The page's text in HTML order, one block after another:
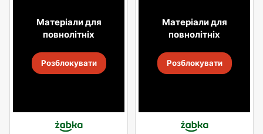
Матеріали для
повнолітніх
Розблокувати
Матеріали для
повнолітніх
Розблокувати